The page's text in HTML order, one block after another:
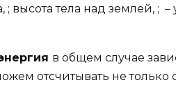
; высота тела над землей, ;
в общем случае
отсчитывать не только